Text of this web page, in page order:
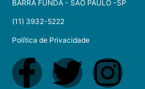
BARRA FUNDA - SÃO PAULO -SP​
(11) 3932-5222
Política de Privacidade